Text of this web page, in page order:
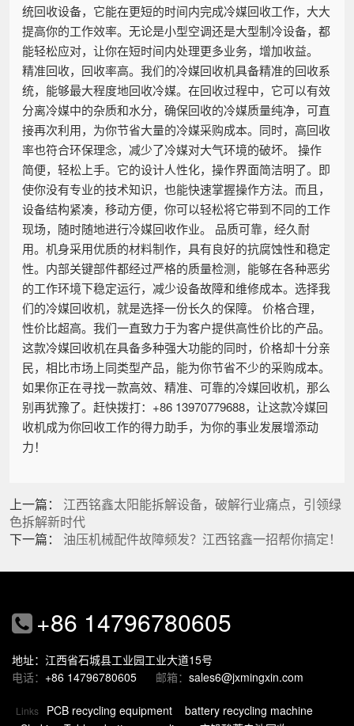
统回收设备，它能在更短的时间内完成冷媒回收工作，大大
提高你的工作效率。无论是小型空调还是大型制冷设备，都
能轻松应对，让你在短时间内处理更多业务，增加收益。
精准回收，回收率高。我们的冷媒回收机具备精准的回收系
统，能够最大程度地回收冷媒。在回收过程中，它可以有效
分离冷媒中的杂质和水分，确保回收的冷媒质量纯净，可直
接再次利用，为你节省大量的冷媒采购成本。同时，高回收
率也符合环保理念，减少了冷媒对大气环境的破坏。 操作
简便，轻松上手。它的设计人性化，操作界面简洁明了。即
使你没有专业的技术知识，也能快速掌握操作方法。而且，
设备结构紧凑，移动方便，你可以轻松将它带到不同的工作
现场，随时随地进行冷媒回收作业。 品质可靠，经久耐
用。机身采用优质的材料制作，具有良好的抗腐蚀性和稳定
性。内部关键部件都经过严格的质量检测，能够在各种恶劣
的工作环境下稳定运行，减少设备故障和维修成本。选择我
们的冷媒回收机，就是选择一份长久的保障。 价格合理，
性价比超高。我们一直致力于为客户提供高性价比的产品。
这款冷媒回收机在具备多种强大功能的同时，价格却十分亲
民，相比市场上同类型产品，能为你节省不少的采购成本。
如果你正在寻找一款高效、精准、可靠的冷媒回收机，那么
别再犹豫了。赶快拨打：+86 13970779688，让这款冷媒回
收机成为你回收工作的得力助手，为你的事业发展增添动
力！
上一篇： 江西铭鑫太阳能拆解设备，破解行业痛点，引领绿
色拆解新时代
下一篇： 油压机械配件故障频发？江西铭鑫一招帮你搞定！
+86 14796780605
地址：江西省石城县工业园工业大道15号
电话： +86 14796780605 邮箱： sales6@jxmingxin.com
Links PCB recycling equipment
battery recycling machine